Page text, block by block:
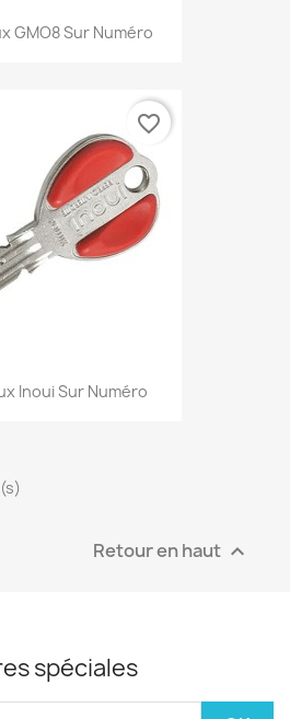
GMO8 Sur Numéro
Inoui Sur Numéro
favorite_border
Retour en haut 
spéciales